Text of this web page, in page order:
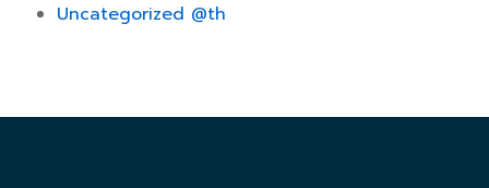
Uncategorized @th